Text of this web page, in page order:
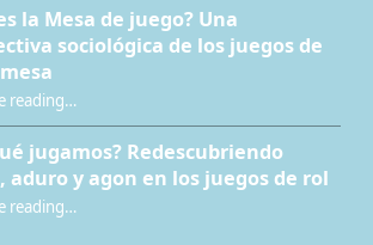
la Mesa de juego? Una
sociológica de los juegos de
reading“¿Qué es la Mesa de juego? Una perspectiva sociológica de los juegos de rol de mesa”
…
jugamos? Redescubriendo
aduro y agon en los juegos de rol
reading“¿Por qué jugamos? Redescubriendo paidia, aduro y agon en los juegos de rol”
…